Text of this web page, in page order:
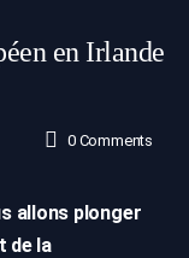
en Irlande
0 Comments
allons plonger
de la